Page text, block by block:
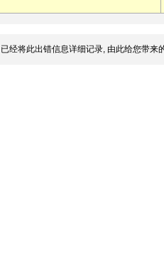
经将此出错信息详细记录, 由此给您带来